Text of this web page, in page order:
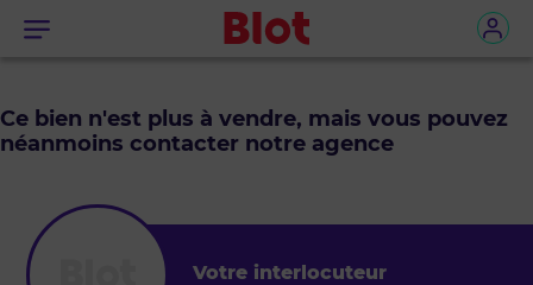
Menu
Ce bien n'est plus à vendre, mais vous pouvez
néanmoins contacter notre agence
Votre interlocuteur